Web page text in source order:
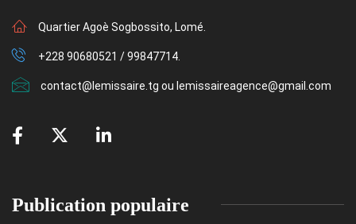
Quartier Agoè Sogbossito, Lomé.
+228 90680521 / 99847714.
contact@lemissaire.tg ou lemissaireagence@gmail.com
Publication populaire